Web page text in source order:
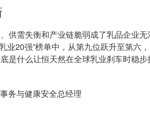
供需失衡和产业链脆弱成了乳品企业
20强”榜单中，从第九位跃升至第六
是什么让恒天然在全球乳业刹车时稳
务与健康安全总经理